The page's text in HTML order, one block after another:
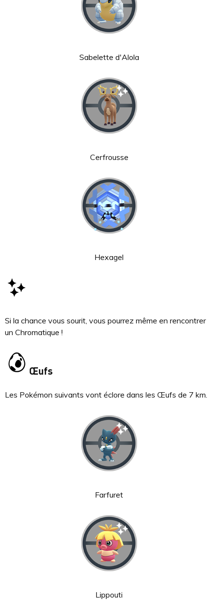
Sabelette d'Alola
Cerfrousse
Hexagel
Si la chance vous sourit, vous pourrez même en rencontrer
un Chromatique !
Œufs
Les Pokémon suivants vont éclore dans les Œufs de 7 km.
Farfuret
Lippouti